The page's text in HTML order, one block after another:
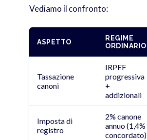
Vediamo il confronto:
ASPETTO
REGIME
ORDINARIO
Tassazione
canoni
IRPEF
progressiva
+
addizionali
Imposta di
registro
2% canone
annuo (1,4%
concordato)